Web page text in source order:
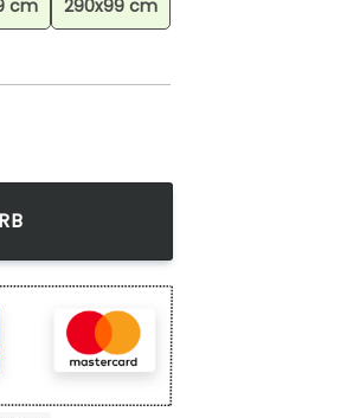
cm 290x99 cm
Dekortativer Teppich Menge